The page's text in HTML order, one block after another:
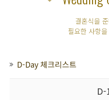
결혼식을
필요한 사항
D-Day 체크리스트
D-